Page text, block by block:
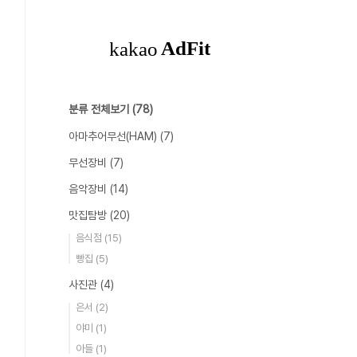
분류 전체보기 (78)
아마추어무선(HAM) (7)
무선장비 (7)
음악장비 (14)
맛집탐방 (20)
음식점 (15)
빵집 (5)
사진관 (4)
은서 (2)
야미 (1)
아들 (1)